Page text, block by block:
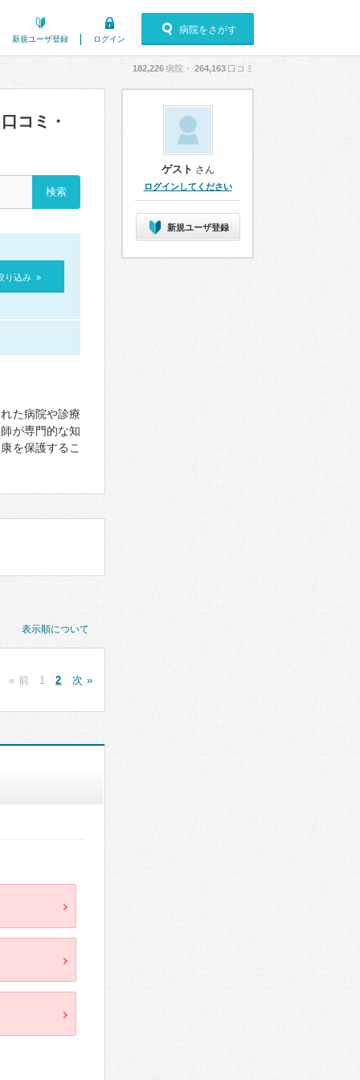
新規ユーザ登録 ログイン
病院をさがす
182,226病院・ 264,163 口コミ
コミ・
り込み »
た病院や診療
が専門的な知
を保護するこ
表示順について
« 前 1 2 次 »
ゲスト さん
ログインしてください
新規ユーザ登録